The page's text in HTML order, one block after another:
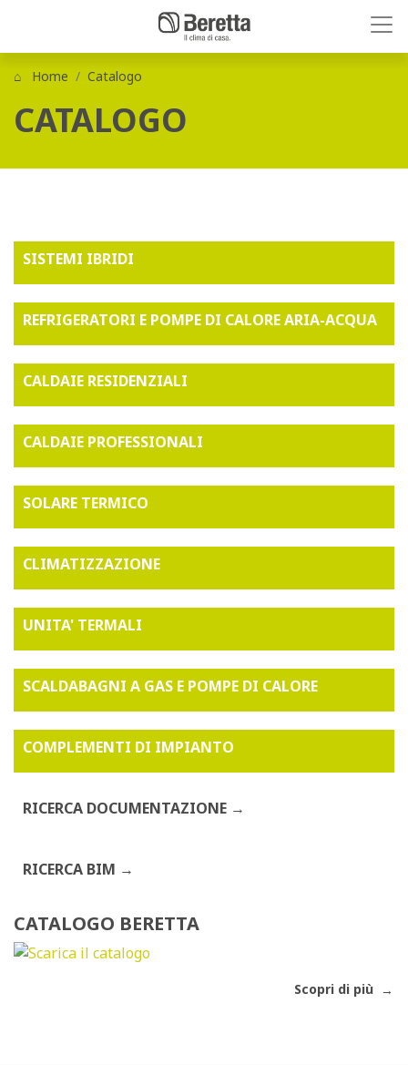
Home Catalogo
CATALOGO
SISTEMI IBRIDI
REFRIGERATORI E POMPE DI CALORE ARIA-ACQUA
CALDAIE RESIDENZIALI
CALDAIE PROFESSIONALI
SOLARE TERMICO
CLIMATIZZAZIONE
UNITA' TERMALI
SCALDABAGNI A GAS E POMPE DI CALORE
COMPLEMENTI DI IMPIANTO
RICERCA DOCUMENTAZIONE
RICERCA BIM
CATALOGO BERETTA
Scopri di più